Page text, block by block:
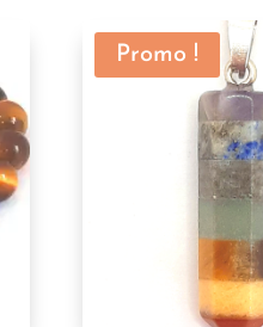
Promo !